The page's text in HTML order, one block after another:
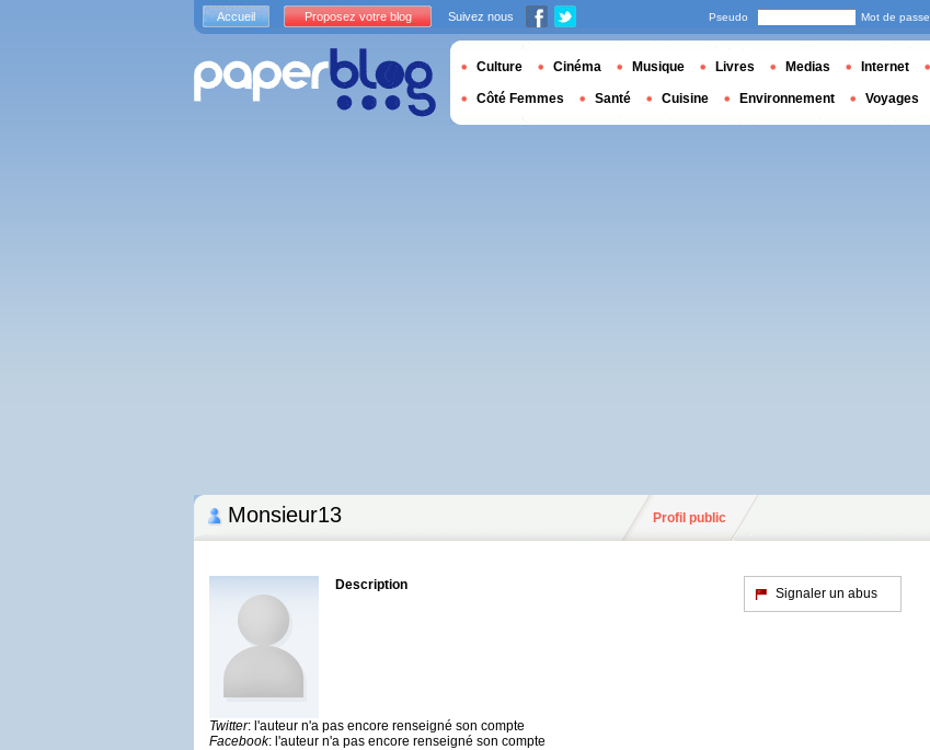
Monsieur13 Profil public
Description
Twitter: l'auteur n'a pas encore renseigné son compte
Facebook: l'auteur n'a pas encore renseigné son compte
Signaler un abus
Accueil Proposez votre blog Suivez nous Pseudo Mot de passe
Culture Cinéma Musique Livres Medias Internet
Côté Femmes Santé Cuisine Environnement Voyages